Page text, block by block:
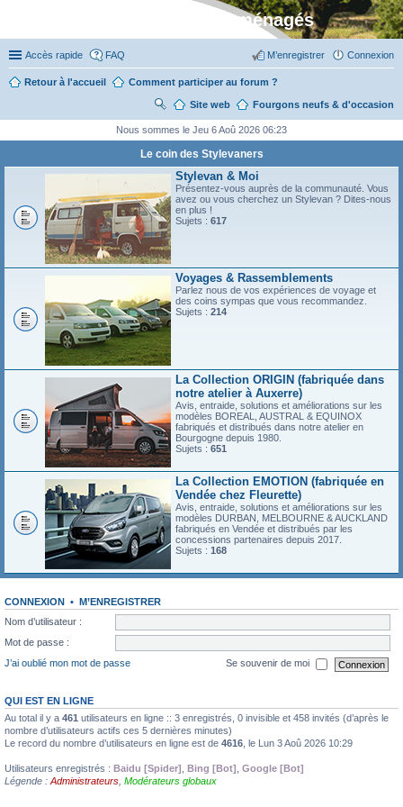
Stylevan - Vans aménagés
Accès rapide FAQ Connexion
M’enregistrer
Retour à l'accueil Comment participer au forum ?
Fourgons neufs & d'occasion
Site web
R
ec
ch
er
Nous sommes le Jeu 6 Aoû 2026 06:23
Le coin des Stylevaners
Stylevan & Moi
Présentez-vous auprès de la communauté. Vous
avez ou vous cherchez un Stylevan ? Dites-nous
en plus !
Sujets : 617
Voyages & Rassemblements
Parlez nous de vos expériences de voyage et
des coins sympas que vous recommandez.
Sujets : 214
La Collection ORIGIN (fabriquée dans
notre atelier à Auxerre)
Avis, entraide, solutions et améliorations sur les
modèles BOREAL, AUSTRAL & EQUINOX
fabriqués et distribués dans notre atelier en
Bourgogne depuis 1980.
Sujets : 651
La Collection EMOTION (fabriquée en
Vendée chez Fleurette)
Avis, entraide, solutions et améliorations sur les
modèles DURBAN, MELBOURNE & AUCKLAND
fabriqués en Vendée et distribués par les
concessions partenaires depuis 2017.
Sujets : 168
CONNEXION • M’ENREGISTRER
Nom d’utilisateur :
Mot de passe :
J’ai oublié mon mot de passe
Se souvenir de moi
QUI EST EN LIGNE
Au total il y a 461 utilisateurs en ligne :: 3 enregistrés, 0 invisible et 458 invités (d’après le
nombre d’utilisateurs actifs ces 5 dernières minutes)
Le record du nombre d’utilisateurs en ligne est de 4616 , le Lun 3 Aoû 2026 10:29
Utilisateurs enregistrés : Baidu [Spider] Bing [Bot] Google [Bot]
Légende : Administrateurs Modérateurs globaux